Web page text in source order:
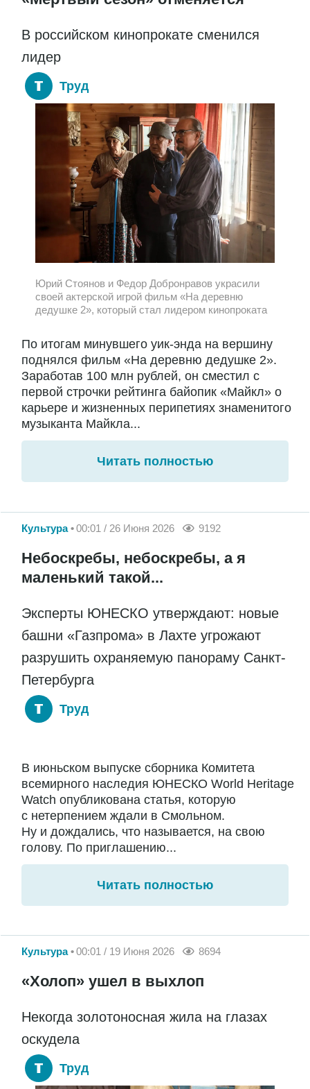
В российском кинопрокате сменился
лидер
Труд
Юрий Стоянов и Федор Добронравов украсили
своей актерской игрой фильм «На деревню
дедушке 2», который стал лидером кинопроката
По итогам минувшего уик-энда на вершину
поднялся фильм «На деревню дедушке 2».
Заработав 100 млн рублей, он сместил с
первой строчки рейтинга байопик «Майкл» о
карьере и жизненных перипетиях знаменитого
музыканта Майкла...
Читать полностью
Культура 00:01 / 26 Июня 2026 9192
Небоскребы, небоскребы, а я
маленький такой...
Эксперты ЮНЕСКО утверждают: новые
башни «Газпрома» в Лахте угрожают
разрушить охраняемую панораму Санкт-
Петербурга
Труд
В июньском выпуске сборника Комитета
всемирного наследия ЮНЕСКО World Heritage
Watch опубликована статья, которую
с нетерпением ждали в Смольном.
Ну и дождались, что называется, на свою
голову. По приглашению...
Читать полностью
Культура 00:01 / 19 Июня 2026 8694
«Холоп» ушел в выхлоп
Некогда золотоносная жила на глазах
оскудела
Труд